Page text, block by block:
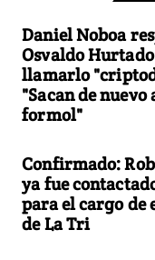
Daniel Noboa
Osvaldo
llamarlo
"Sacan de nuevo
formol"
Confirmado:
ya fue
para el cargo de
de La Tri